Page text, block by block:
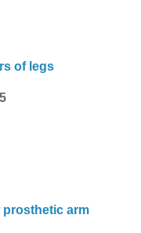
of legs
prosthetic arm